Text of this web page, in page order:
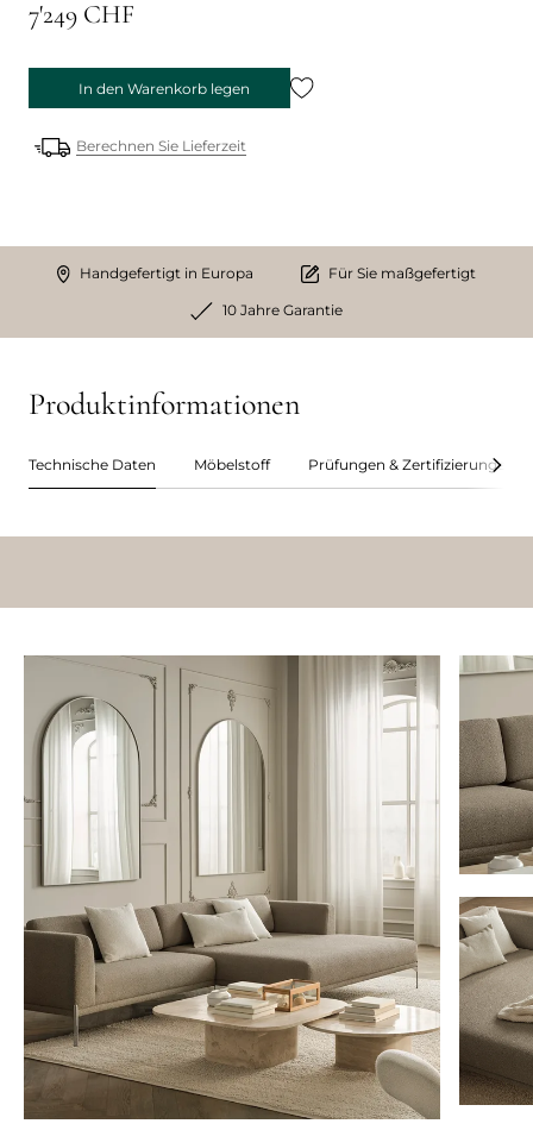
7'249 CHF
In den Warenkorb legen
Berechnen Sie Lieferzeit
Handgefertigt in Europa Für Sie maßgefertigt
10 Jahre Garantie
Produktinformationen
Technische Daten Möbelstoff Prüfungen & Zertifizierungen